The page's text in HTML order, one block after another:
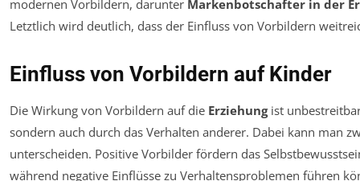
modernen Vorbildern, darunter Markenbotschafter in der
Letztlich wird deutlich, dass der Einfluss von Vorbildern
Einfluss von Vorbildern auf Kinder
Die Wirkung von Vorbildern auf die Erziehungist
sondern auch durch das Verhalten anderer. Dabei kann man
unterscheiden. Positive Vorbilder fördern das
während negative Einflüsse zu Verhaltensproblemen führen